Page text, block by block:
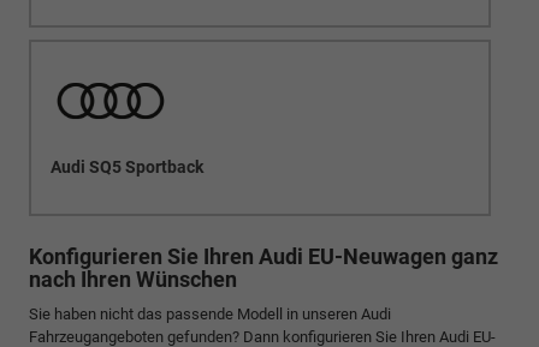
Audi SQ5 Sportback
Konfigurieren Sie Ihren Audi EU-Neuwagen ganz
nach Ihren Wünschen
Sie haben nicht das passende Modell in unseren Audi
Fahrzeugangeboten gefunden? Dann konfigurieren Sie Ihren Audi EU-